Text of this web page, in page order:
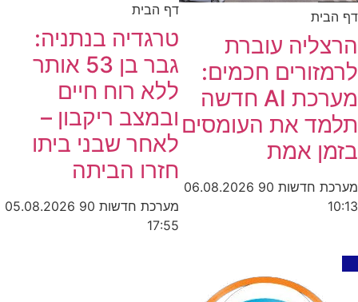
דף הבית
הרצליה עוברת
לרמזורים חכמים:
מערכת AI חדשה
תלמד את העומסים
בזמן אמת
מערכת חדשות 90
06.08.2026
10:13
דף הבית
טרגדיה בנתניה:
גבר בן 53 אותר
ללא רוח חיים
ובמצב ריקבון –
לאחר שבני ביתו
חזרו הביתה
מערכת חדשות 90
05.08.2026
17:55